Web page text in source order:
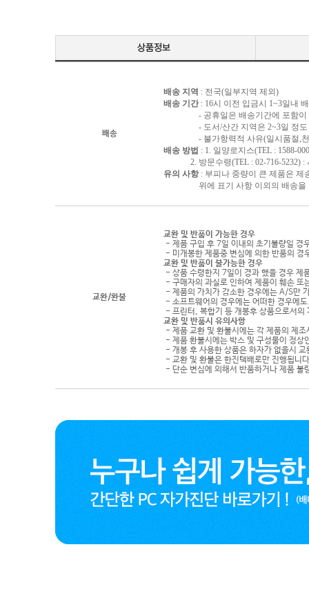
배송
배송 지역 : 전국(일부지역 제외)
배송 기간 : 16시 이전 입금시 1~3일내
- 공휴일은 배송기간에 포함이
- 도서/산간 지역은 2~3일 정도
- 불가항력적 사유(일시품절,천재
배송 방법 : 1. 일양로지스(TEL : 1588-
2. 방문수령(TEL : 02-716-5232) :
유의 사항: 부피나 중량이 큰 제품은 제
위에 표기 사항 이외의 배송을 원
교환/환불
교환 및 반품이 가능한 경우
- 제품 구입 후 7일 이내의 초기불량일 경
- 미개봉한 제품중 변심에 의한 반품의 경
교환 및 반품이 불가능한 경우
- 상품 수령한지 7일이 경과 했을 경우 제
- 구매자의 과실로 인하여 제품이 훼손 또
- 제품의 가치가 감소한 경우에는 A/S만
- 소프트웨어의 경우에는 어떠한 경우에
- 프린터, 복합기 등 개봉후 상품으로서의
교환 및 반품시 유의사항
- 제품 교환 및 환불시에는 각 제품의 제
- 제품 환불시에는 박스 및 구성물이 정상
- 개봉 후 사용한 상품은 하자가 없을시
- 교환 및 환불은 한진택배로만 진행됩니
- 단순 변심에 의해서 반품하거나 제품